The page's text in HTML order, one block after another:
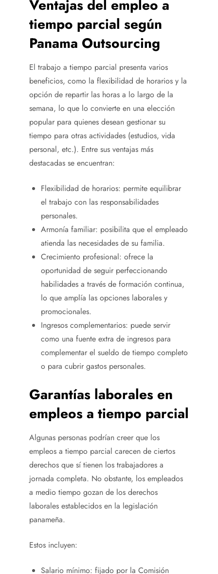
Ventajas del empleo a
tiempo parcial según
Panama Outsourcing
El trabajo a tiempo parcial presenta varios
beneficios, como la flexibilidad de horarios y la
opción de repartir las horas a lo largo de la
semana, lo que lo convierte en una elección
popular para quienes desean gestionar su
tiempo para otras actividades (estudios, vida
personal, etc.). Entre sus ventajas más
destacadas se encuentran:
Flexibilidad de horarios: permite equilibrar
el trabajo con las responsabilidades
personales.
Armonía familiar: posibilita que el empleado
atienda las necesidades de su familia.
Crecimiento profesional: ofrece la
oportunidad de seguir perfeccionando
habilidades a través de formación continua,
lo que amplía las opciones laborales y
promocionales.
Ingresos complementarios: puede servir
como una fuente extra de ingresos para
complementar el sueldo de tiempo completo
o para cubrir gastos personales.
Garantías laborales en
empleos a tiempo parcial
Algunas personas podrían creer que los
empleos a tiempo parcial carecen de ciertos
derechos que sí tienen los trabajadores a
jornada completa. No obstante, los empleados
a medio tiempo gozan de los derechos
laborales establecidos en la legislación
panameña.
Estos incluyen:
Salario mínimo: fijado por la Comisión